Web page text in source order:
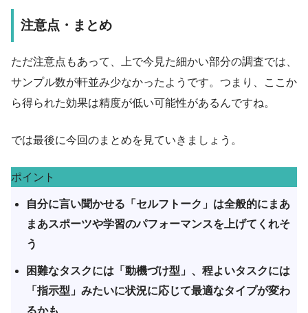
注意点・まとめ
ただ注意点もあって、上で今見た細かい部分の調査では、
サンプル数が軒並み少なかったようです。つまり、ここか
ら得られた効果は精度が低い可能性があるんですね。
では最後に今回のまとめを見ていきましょう。
ポイント
自分に言い聞かせる「セルフトーク」は全般的にまあ
まあスポーツや学習のパフォーマンスを上げてくれそ
う
困難なタスクには「動機づけ型」、程よいタスクには
「指示型」みたいに状況に応じて最適なタイプが変わ
るかも